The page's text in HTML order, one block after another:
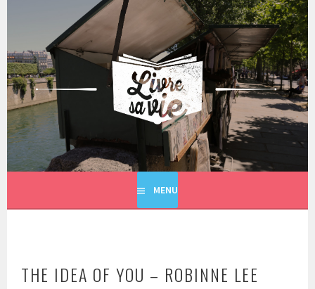
principal
LIVRE SA VIE
MENU
THE IDEA OF YOU – ROBINNE LEE